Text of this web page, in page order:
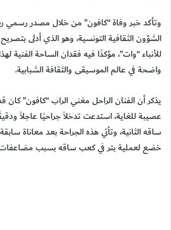
وتأكد خبر وفاة “كافون” من خلال مصدر رسمي
الشؤون الثقافية التونسية، وهو الذي أدلى
للأنباء “وات”، مؤكدًا فيه فقدان الساحة الفنية
واضحة في عالم الموسيقى والثقافة الشبابية.
يذكر أن الفنان الراحل مغني الراب “كافون”
عصيبة للغاية، استدعت تدخلاً جراحيًا عاجلاً
ساقه الثانية، وتأتي هذه الجراحة بعد معاناة
خضع لعملية بتر في كعب ساقه بسبب